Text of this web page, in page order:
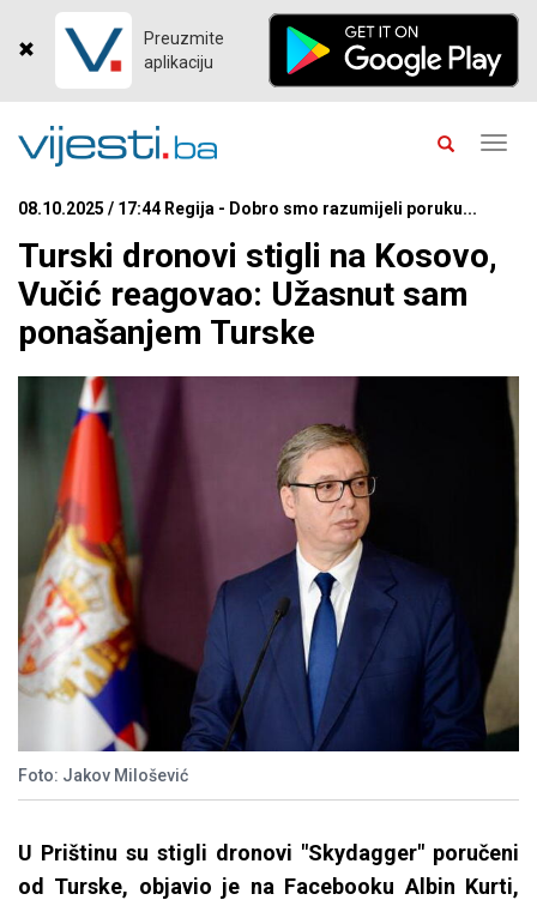
Preuzmite
aplikaciju
08.10.2025 / 17:44 Regija - Dobro smo razumijeli poruku...
Turski dronovi stigli na Kosovo,
Vučić reagovao: Užasnut sam
ponašanjem Turske
Foto: Jakov Milošević
U Prištinu su stigli dronovi "Skydagger" poručeni
od Turske, objavio je na Facebooku Albin Kurti,